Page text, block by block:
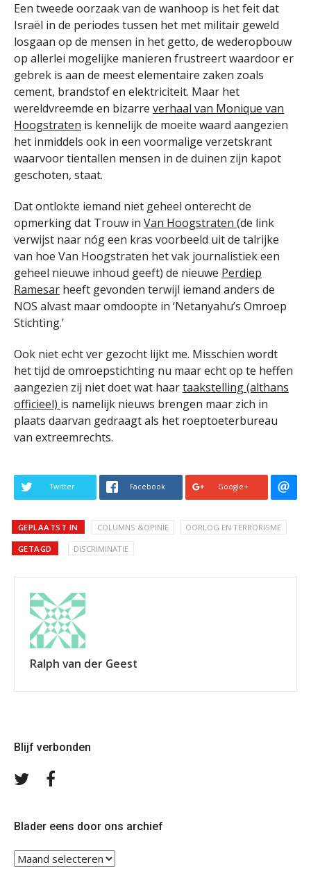
Een tweede oorzaak van de wanhoop is het feit dat
Israël in de periodes tussen het met militair geweld
losgaan op de mensen in het getto, de wederopbouw
op allerlei mogelijke manieren frustreert waardoor er
gebrek is aan de meest elementaire zaken zoals
cement, brandstof en elektriciteit. Maar het
wereldvreemde en bizarre verhaal van Monique van
Hoogstraten is kennelijk de moeite waard aangezien
het inmiddels ook in een voormalige verzetskrant
waarvoor tientallen mensen in de duinen zijn kapot
geschoten, staat.
Dat ontlokte iemand niet geheel onterecht de
opmerking dat Trouw in Van Hoogstraten (de link
verwijst naar nóg een kras voorbeeld uit de talrijke
van hoe Van Hoogstraten het vak journalistiek een
geheel nieuwe inhoud geeft) de nieuwe Perdiep
Ramesar heeft gevonden terwijl iemand anders de
NOS alvast maar omdoopte in ‘Netanyahu’s Omroep
Stichting.’
Ook niet echt ver gezocht lijkt me. Misschien wordt
het tijd de omroepstichting nu maar echt op te heffen
aangezien zij niet doet wat haartaakstelling (althans
officieel) is namelijk nieuws brengen maar zich in
plaats daarvan gedraagt als het roeptoeterbureau
van extreemrechts.
Twitter Facebook Google+
GEPLAATST IN COLUMNS &OPINIE OORLOG EN TERRORISME
GETAGD DISCRIMINATIE
Ralph van der Geest
Blijf verbonden
Volg
Blader eens door ons archief
Blader
eens